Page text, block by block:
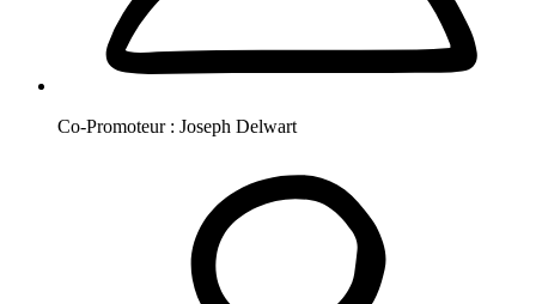
Co-Promoteur : Joseph Delwart